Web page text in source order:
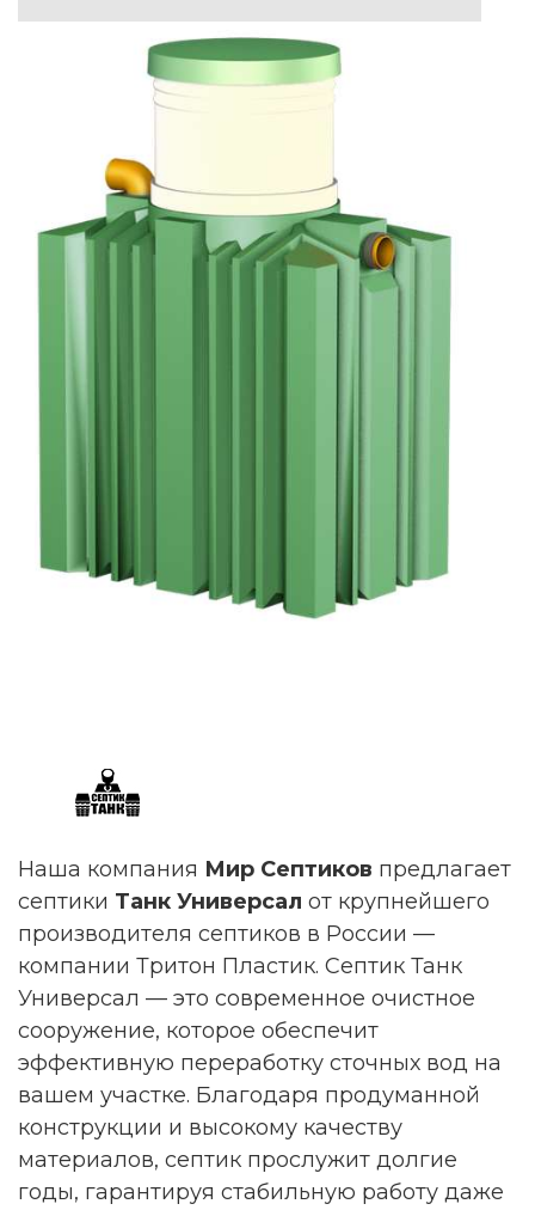
Наша компания Мир Септиков предлагает
септики Танк Универсал от крупнейшего
производителя септиков в России —
компании Тритон Пластик. Септик Танк
Универсал — это современное очистное
сооружение, которое обеспечит
эффективную переработку сточных вод на
вашем участке. Благодаря продуманной
конструкции и высокому качеству
материалов, септик прослужит долгие
годы, гарантируя стабильную работу даже